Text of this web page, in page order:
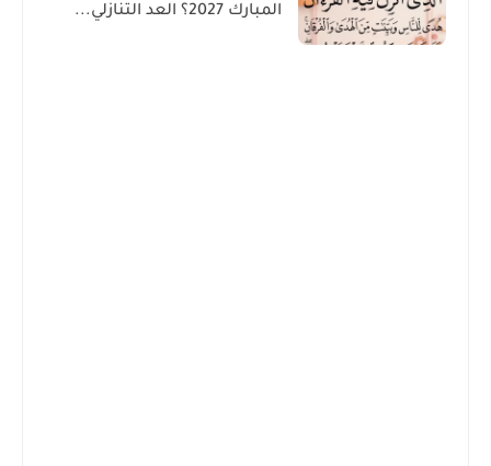
المبارك 2027؟ العد التنازلي...